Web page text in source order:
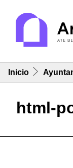
Inicio
html-